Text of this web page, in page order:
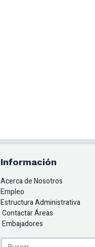
Información
Acerca de Nosotros
Empleo
Estructura Administrativa
Contactar Áreas
Embajadores